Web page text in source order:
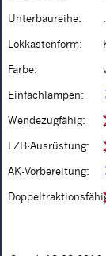
Unterbaureihe:
Lokkastenform:
Farbe:
Einfachlampen:
Wendezugfähig:
LZB-Ausrüstung:
AK-Vorbereitung: